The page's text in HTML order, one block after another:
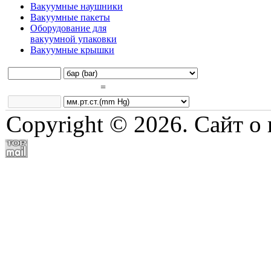
Вакуумные наушники
Вакуумные пакеты
Оборудование для
вакуумной упаковки
Вакуумные крышки
=
Copyright © 2026. Сайт о